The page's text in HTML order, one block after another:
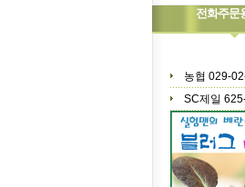
전화주문
농협 029-
SC제일